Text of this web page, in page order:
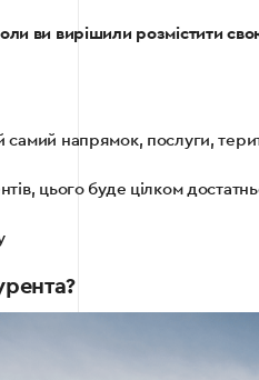
ви вирішили розмістити
самий напрямок, послуги,
цього буде цілком